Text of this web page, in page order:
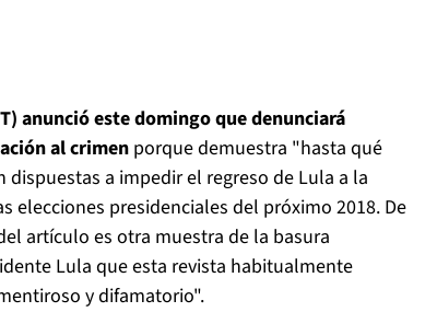
anunció este domingo que denunciará
al crimen porque demuestra "hasta qué
a impedir el regreso de Lula a la
elecciones presidenciales del próximo 2018. De
artículo es otra muestra de la basura
Lula que esta revista habitualmente
y difamatorio".